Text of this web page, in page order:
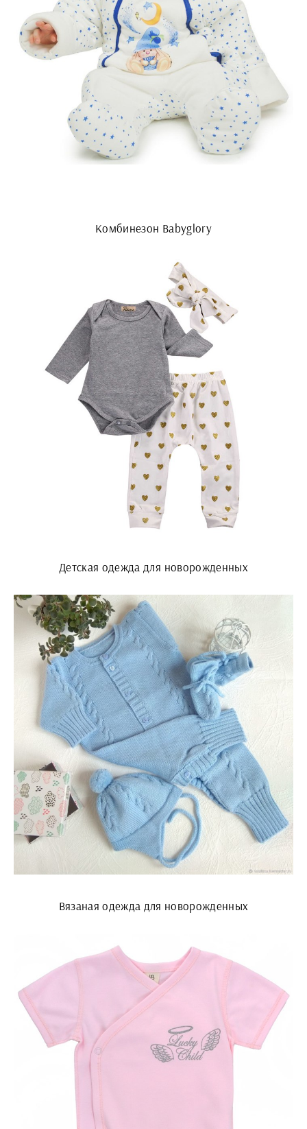
Комбинезон Babyglory
Детская одежда для новорожденных
Вязаная одежда для новорожденных